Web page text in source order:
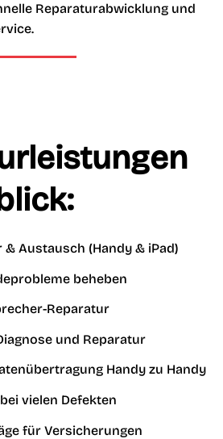
Reparaturabwicklung und
Austausch (Handy & iPad)
beheben
Reparatur
und Reparatur
Handy zu Handy
vielen Defekten
für Versicherungen